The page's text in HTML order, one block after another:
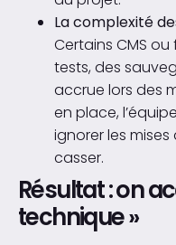
La complexité
Certains CMS
tests, des
accrue lors des
en place,
ignorer les
casser.
Résultat : on
technique »